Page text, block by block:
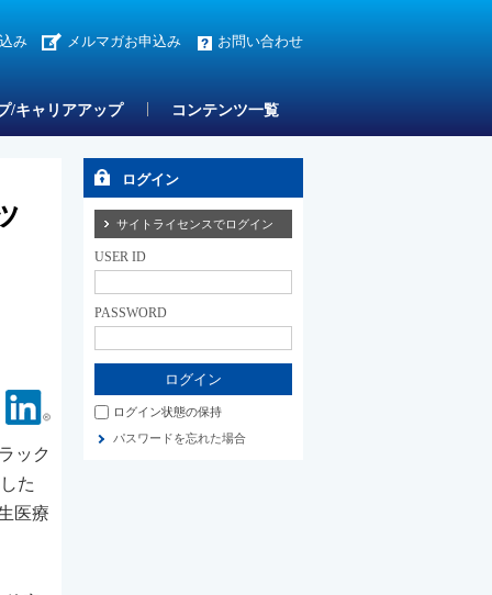
み メルマガお申込み お問い合わせ
/キャリアアップ コンテンツ一覧
Facebook Linkedin
ック
た
医療
ログイン
サイトライセンスでログイン
USER ID
PASSWORD
ログイン状態の保持
パスワードを忘れた場合